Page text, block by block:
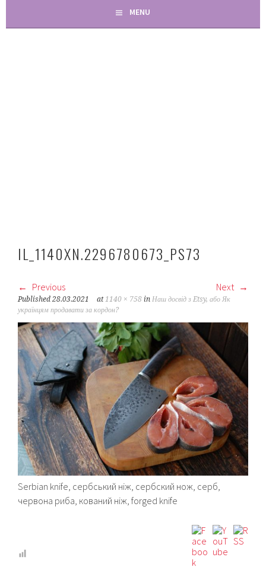
MENU
IL_1140XN.2296780673_PS73
Previous Next
Published28.03.2021 at1140 × 758 inНаш досвід з Etsy, або Як
українцям продавати за кордон?
Serbian knife, сербський ніж, сербский нож, серб,
червона риба, кований ніж, forged knife